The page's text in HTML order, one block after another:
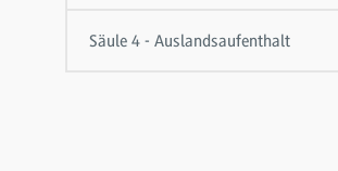
Säule 4 - Auslandsaufenthalt